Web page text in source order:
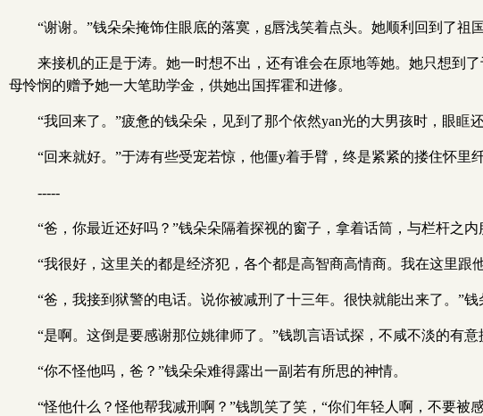
“谢谢。”钱朵朵掩饰住眼底的落寞，g唇浅笑着点头。她顺利回到了祖
来接机的正是于涛。她一时想不出，还有谁会在原地等她。她只想到
母怜悯的赠予她一大笔助学金，供她出国挥霍和进修。
“我回来了。”疲惫的钱朵朵，见到了那个依然yan光的大男孩时，眼眶
“回来就好。”于涛有些受宠若惊，他僵y着手臂，终是紧紧的搂住怀里
-----
“爸，你最近还好吗？”钱朵朵隔着探视的窗子，拿着话筒，与栏杆之内
“我很好，这里关的都是经济犯，各个都是高智商高情商。我在这里跟
“爸，我接到狱警的电话。说你被减刑了十三年。很快就能出来了。”
“是啊。这倒是要感谢那位姚律师了。”钱凯言语试探，不咸不淡的有
“你不怪他吗，爸？”钱朵朵难得露出一副若有所思的神情。
“怪他什么？怪他帮我减刑啊？”钱凯笑了笑，“你们年轻人啊，不要被